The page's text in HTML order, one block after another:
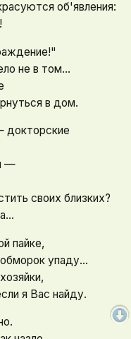
об'явления:
не в том...
в дом.
докторские
—
своих близких?
пайке,
упаду...
я Вас найду.